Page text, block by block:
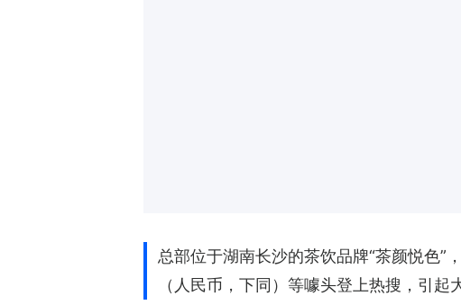
总部位于湖南长沙的茶饮品牌“茶颜悦色
（人民币，下同）等噱头登上热搜，引起